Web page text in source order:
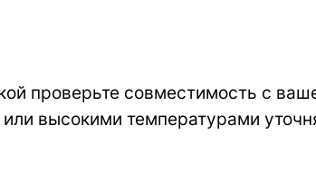
проверьте совместимость с
высокими температурами